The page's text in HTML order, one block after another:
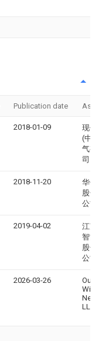
Publication date
2018-01-09
现代
(中国
气有
司
2018-11-20
华仪
股份
公司
2019-04-02
江苏
智能
股份
公司
2026-03-26
LLC